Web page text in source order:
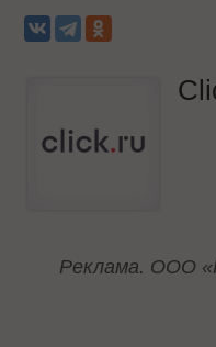
Реклама. ООО